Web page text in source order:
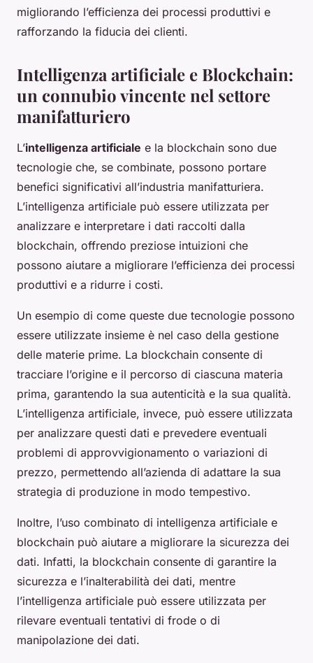
migliorando l’efficienza dei processi produttivi e
rafforzando la fiducia dei clienti.
Intelligenza artificiale e Blockchain:
un connubio vincente nel settore
manifatturiero
L’intelligenza artificiale e la blockchain sono due
tecnologie che, se combinate, possono portare
benefici significativi all’industria manifatturiera.
L’intelligenza artificiale può essere utilizzata per
analizzare e interpretare i dati raccolti dalla
blockchain, offrendo preziose intuizioni che
possono aiutare a migliorare l’efficienza dei processi
produttivi e a ridurre i costi.
Un esempio di come queste due tecnologie possono
essere utilizzate insieme è nel caso della gestione
delle materie prime. La blockchain consente di
tracciare l’origine e il percorso di ciascuna materia
prima, garantendo la sua autenticità e la sua qualità.
L’intelligenza artificiale, invece, può essere utilizzata
per analizzare questi dati e prevedere eventuali
problemi di approvvigionamento o variazioni di
prezzo, permettendo all’azienda di adattare la sua
strategia di produzione in modo tempestivo.
Inoltre, l’uso combinato di intelligenza artificiale e
blockchain può aiutare a migliorare la sicurezza dei
dati. Infatti, la blockchain consente di garantire la
sicurezza e l’inalterabilità dei dati, mentre
l’intelligenza artificiale può essere utilizzata per
rilevare eventuali tentativi di frode o di
manipolazione dei dati.